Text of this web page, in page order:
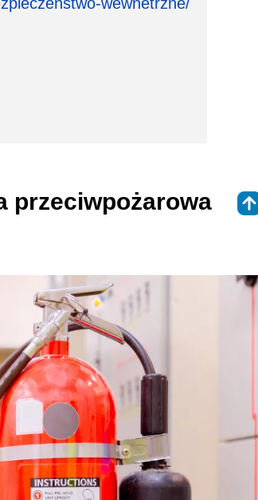
przeciwpożarowa